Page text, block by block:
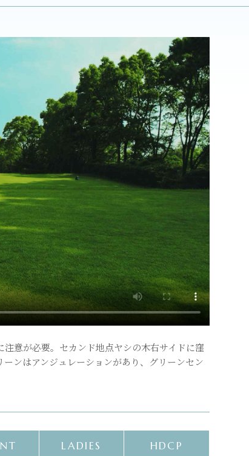
意が必要。セカンド地点ヤシの木右サイドに窪
ンはアンジュレーションがあり、グリーンセン
LADIES HDCP